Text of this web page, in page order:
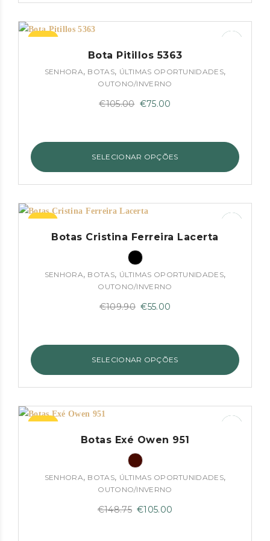
–29%
Bota Pitillos 5363
SENHORA, BOTAS, ÚLTIMAS OPORTUNIDADES,
OUTONO/INVERNO
€105.00 O
€105.00.
€75.00
SELECIONAR OPÇÕES
–50%
Botas Cristina Ferreira Lacerta
SENHORA, BOTAS, ÚLTIMAS OPORTUNIDADES,
OUTONO/INVERNO
€109.90 O
€109.90.
€55.00
SELECIONAR OPÇÕES
–29%
Botas Exé Owen 951
SENHORA, BOTAS, ÚLTIMAS OPORTUNIDADES,
OUTONO/INVERNO
€148.75 O
€105.00